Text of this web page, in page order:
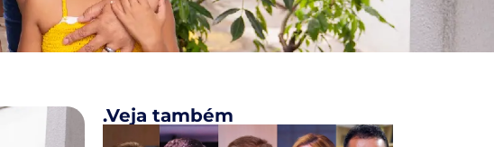
.Veja também